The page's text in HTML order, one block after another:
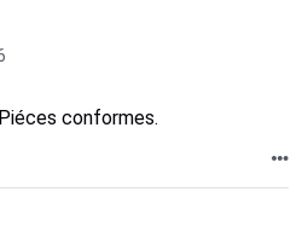
conformes.